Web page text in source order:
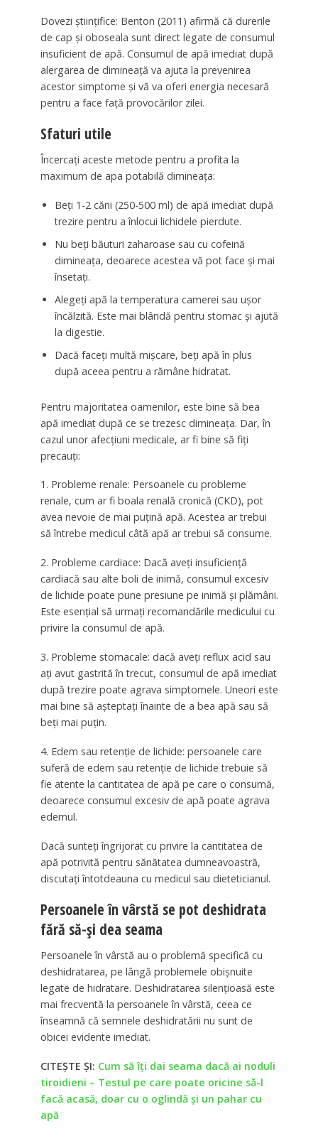
Dovezi științifice: Benton (2011) afirmă că durerile
de cap și oboseala sunt direct legate de consumul
insuficient de apă. Consumul de apă imediat după
alergarea de dimineață va ajuta la prevenirea
acestor simptome și vă va oferi energia necesară
pentru a face față provocărilor zilei.
Sfaturi utile
Încercați aceste metode pentru a profita la
maximum de apa potabilă dimineața:
Beți 1-2 căni (250-500 ml) de apă imediat după
trezire pentru a înlocui lichidele pierdute.
Nu beți băuturi zaharoase sau cu cofeină
dimineața, deoarece acestea vă pot face și mai
însetați.
Alegeți apă la temperatura camerei sau ușor
încălzită. Este mai blândă pentru stomac și ajută
la digestie.
Dacă faceți multă mișcare, beți apă în plus
după aceea pentru a rămâne hidratat.
Pentru majoritatea oamenilor, este bine să bea
apă imediat după ce se trezesc dimineața. Dar, în
cazul unor afecțiuni medicale, ar fi bine să fiți
precauți:
1. Probleme renale: Persoanele cu probleme
renale, cum ar fi boala renală cronică (CKD), pot
avea nevoie de mai puțină apă. Acestea ar trebui
să întrebe medicul câtă apă ar trebui să consume.
2. Probleme cardiace: Dacă aveți insuficiență
cardiacă sau alte boli de inimă, consumul excesiv
de lichide poate pune presiune pe inimă și plămâni.
Este esențial să urmați recomandările medicului cu
privire la consumul de apă.
3. Probleme stomacale: dacă aveți reflux acid sau
ați avut gastrită în trecut, consumul de apă imediat
după trezire poate agrava simptomele. Uneori este
mai bine să așteptați înainte de a bea apă sau să
beți mai puțin.
4. Edem sau retenție de lichide: persoanele care
suferă de edem sau retenție de lichide trebuie să
fie atente la cantitatea de apă pe care o consumă,
deoarece consumul excesiv de apă poate agrava
edemul.
Dacă sunteți îngrijorat cu privire la cantitatea de
apă potrivită pentru sănătatea dumneavoastră,
discutați întotdeauna cu medicul sau dieteticianul.
Persoanele în vârstă se pot deshidrata
fără să-și dea seama
Persoanele în vârstă au o problemă specifică cu
deshidratarea, pe lângă problemele obișnuite
legate de hidratare. Deshidratarea silențioasă este
mai frecventă la persoanele în vârstă, ceea ce
înseamnă că semnele deshidratării nu sunt de
obicei evidente imediat.
CITEȘTE ȘI: Cum să îți dai seama dacă ai noduli
tiroidieni – Testul pe care poate oricine să-l
facă acasă, doar cu o oglindă și un pahar cu
apă